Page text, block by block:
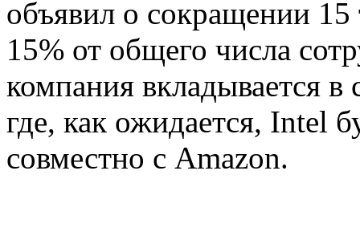
объявил о сокращении 15
15% от общего числа
компания вкладывается
где, как ожидается, Intel
совместно с Amazon.